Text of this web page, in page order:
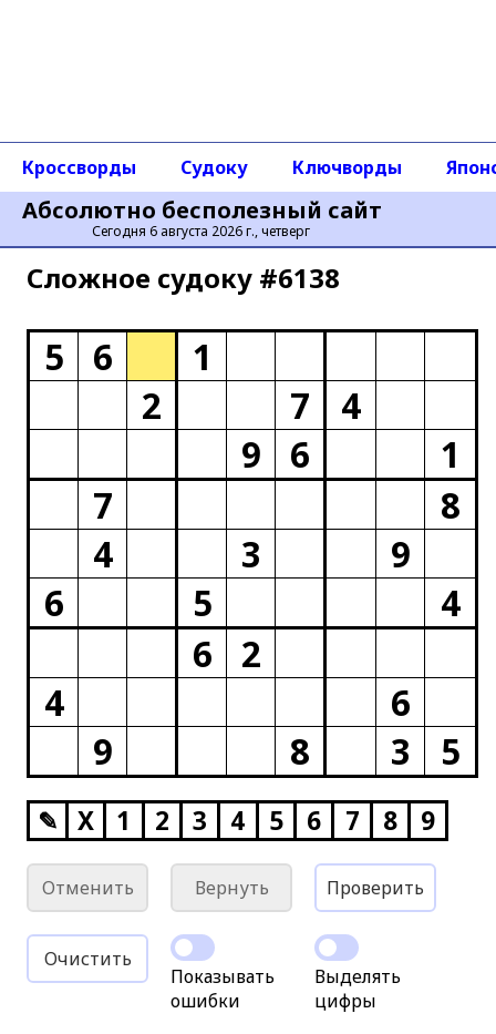
Абсолютно бесполезный сайт
Сегодня 6 августа 2026 г., четверг
Кроссворды Судоку Ключворды
Сложное cудоку #6138
5 6
1
2
7
4
9
6
1
7
8
4
3
9
6
5
4
6
2
4
6
9
8 3 5
✎ X 1 2 3 4 5 6 7 8 9
Отменить Вернуть Проверить
Очистить
Показывать
ошибки
Выделять
цифры